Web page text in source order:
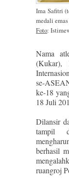
Ima Safitri
medali
Foto:
Nama
(Kukar),
se-
ke-18
18 Juli
Dilansir
tampil
berhasil
ruangroj